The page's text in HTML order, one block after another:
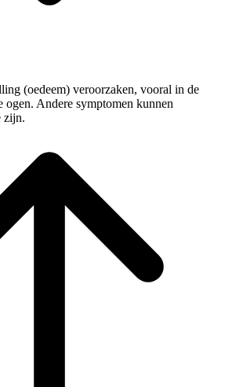
(oedeem) veroorzaken, vooral in de
ogen. Andere symptomen kunnen
zijn.